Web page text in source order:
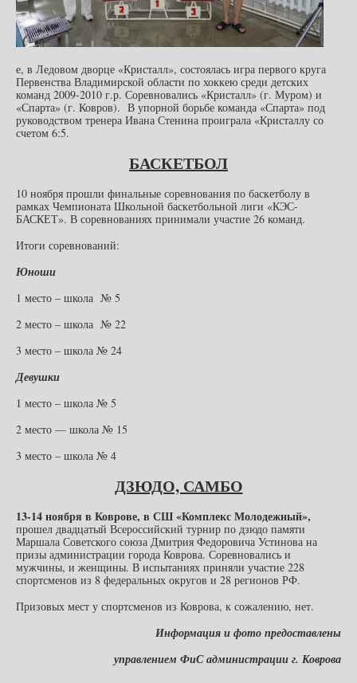
е, в Ледовом дворце «Кристалл», состоялась игра первого круга
Первенства Владимирской области по хоккею среди детских
команд 2009-2010 г.р. Соревновались «Кристалл» (г. Муром) и
«Спарта» (г. Ковров). В упорной борьбе команда «Спарта» под
руководством тренера Ивана Стенина проиграла «Кристаллу со
счетом 6:5.
БАСКЕТБОЛ
10 ноября прошли финальные соревнования по баскетболу в
рамках Чемпионата Школьной баскетбольной лиги «КЭС-
БАСКЕТ». В соревнованиях принимали участие 26 команд.
Итоги соревнований:
Юноши
1 место – школа № 5
2 место – школа № 22
3 место – школа № 24
Девушки
1 место – школа № 5
2 место — школа № 15
3 место – школа № 4
ДЗЮДО, САМБО
13-14 ноября в Коврове, в СШ «Комплекс Молодежный»,
прошел двадцатый Всероссийский турнир по дзюдо памяти
Маршала Советского союза Дмитрия Федоровича Устинова на
призы администрации города Коврова. Соревновались и
мужчины, и женщины. В испытаниях приняли участие 228
спортсменов из 8 федеральных округов и 28 регионов РФ.
Призовых мест у спортсменов из Коврова, к сожалению, нет.
Информация и фото предоставлены
управлением ФиС администрации г. Коврова